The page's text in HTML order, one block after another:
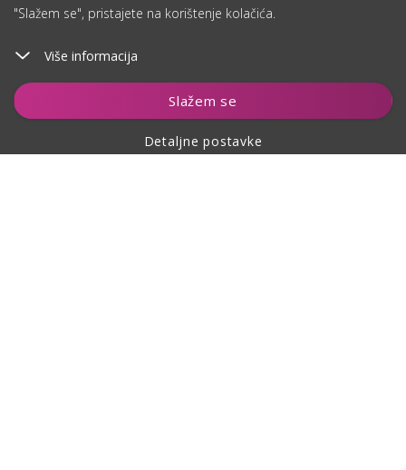
"Slažem se", pristajete na korištenje kolačića.
Više informacija
Slažem se
Detaljne postavke
Dodaj u košaricu